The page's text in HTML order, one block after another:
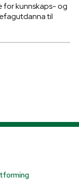
for kunnskaps- og
til